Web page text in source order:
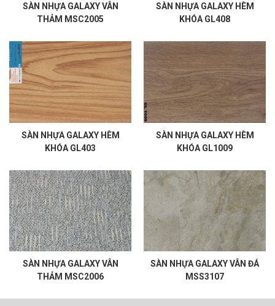
SÀN NHỰA GALAXY VÂN
THẢM MSC2005
SÀN NHỰA GALAXY HÈM
KHÓA GL408
SÀN NHỰA GALAXY HÈM
KHÓA GL403
SÀN NHỰA GALAXY HÈM
KHÓA GL1009
SÀN NHỰA GALAXY VÂN
THẢM MSC2006
SÀN NHỰA GALAXY VÂN ĐÁ
MSS3107